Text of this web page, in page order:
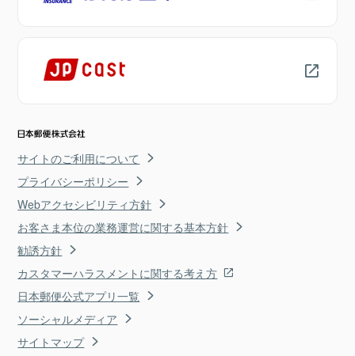
サイトのご利用について
プライバシーポリシー
Webアクセシビリティ方針
お客さま本位の業務運営に関する基本方針
勧誘方針
カスタマーハラスメントに関する考え方
日本郵便公式アプリ一覧
ソーシャルメディア
サイトマップ